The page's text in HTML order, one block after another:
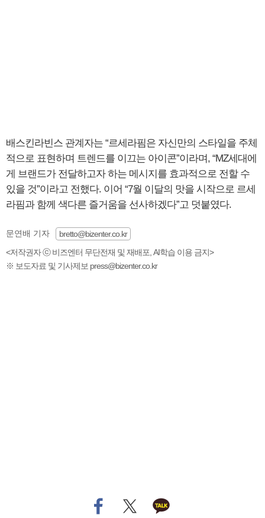
배스킨라빈스 관계자는 “르세라핌은 자신만의 스타일을 주체
적으로 표현하며 트렌드를 이끄는 아이콘”이라며, “MZ세대에
게 브랜드가 전달하고자 하는 메시지를 효과적으로 전할 수
있을 것”이라고 전했다. 이어 “7월 이달의 맛을 시작으로 르세
라핌과 함께 색다른 즐거움을 선사하겠다”고 덧붙였다.
문연배 기자
bretto@bizenter.co.kr
<저작권자 ⓒ 비즈엔터 무단전재 및 재배포, AI학습 이용 금지>
※ 보도자료 및 기사제보 press@bizenter.co.kr